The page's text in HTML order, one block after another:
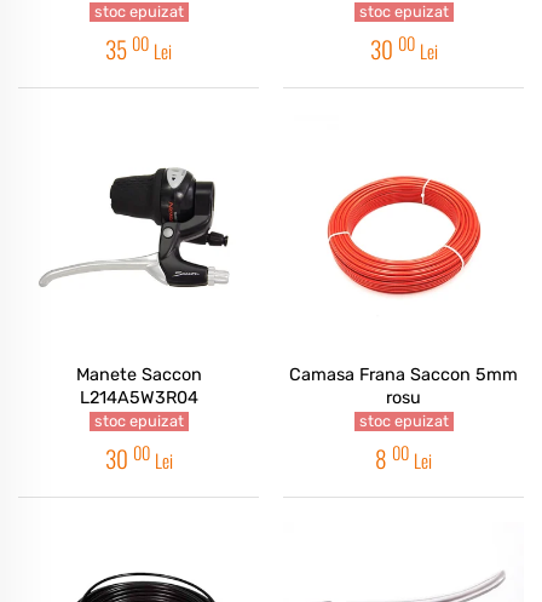
stoc epuizat
35 00 Lei
stoc epuizat
30 00 Lei
Manete Saccon
L214A5W3R04
stoc epuizat
30 00 Lei
Camasa Frana Saccon 5mm
rosu
stoc epuizat
8 00 Lei